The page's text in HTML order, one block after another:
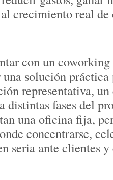
crecimiento real
con un
solución práctica
representativa,
distintas fases del
una oficina fija,
concentrarse,
seria ante clientes y